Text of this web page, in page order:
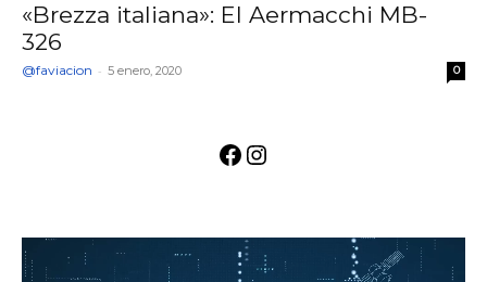
«Brezza italiana»: El Aermacchi MB-
326
@faviacion - 5 enero, 2020 0
Facebook
Instagram